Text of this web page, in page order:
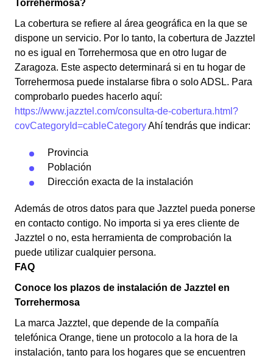
Torrehermosa?
La cobertura se refiere al área geográfica en la que se
dispone un servicio. Por lo tanto, la cobertura de Jazztel
no es igual en Torrehermosa que en otro lugar de
Zaragoza. Este aspecto determinará si en tu hogar de
Torrehermosa puede instalarse fibra o solo ADSL. Para
comprobarlo puedes hacerlo aquí:
https://www.jazztel.com/consulta-de-cobertura.html?
covCategoryId=cableCategoryAhí tendrás que indicar:
Provincia
Población
Dirección exacta de la instalación
Además de otros datos para que Jazztel pueda ponerse
en contacto contigo. No importa si ya eres cliente de
Jazztel o no, esta herramienta de comprobación la
puede utilizar cualquier persona.
FAQ
Conoce los plazos de instalación de Jazztel en
Torrehermosa
La marca Jazztel, que depende de la compañía
telefónica Orange, tiene un protocolo a la hora de la
instalación, tanto para los hogares que se encuentren